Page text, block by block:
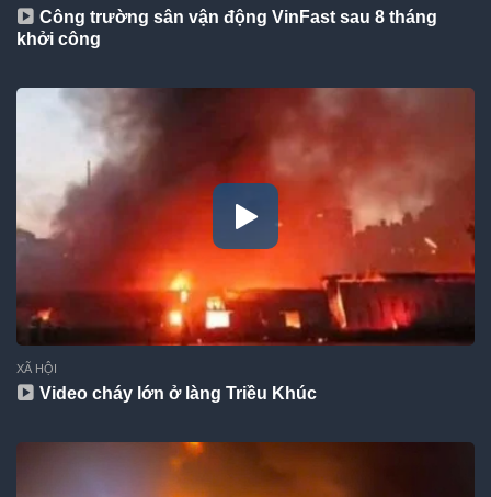
Công trường sân vận động VinFast sau 8 tháng
khởi công
XÃ HỘI
Video cháy lớn ở làng Triều Khúc